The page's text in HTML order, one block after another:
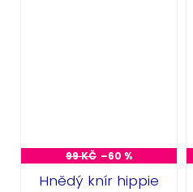
99 KČ –60 %
Hnědý knír hippie